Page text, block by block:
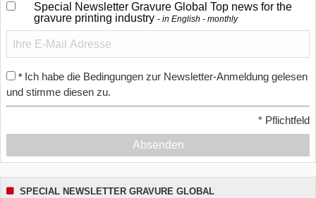
Special Newsletter Gravure Global Top news for the
gravure printing industry
in English - monthly
* Ich habe die Bedingungen zur Newsletter-Anmeldung gelesen
und stimme diesen zu.
* Pflichtfeld
Absenden
SPECIAL NEWSLETTER GRAVURE GLOBAL